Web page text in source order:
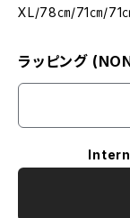
XL/78㎝/71㎝/71
ラッピング